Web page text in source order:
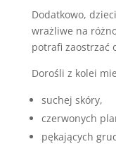
Dodatkowo,
wrażliwe na
potrafi zaostrzać
Dorośli z kolei
suchej skóry,
czerwonych
pękających